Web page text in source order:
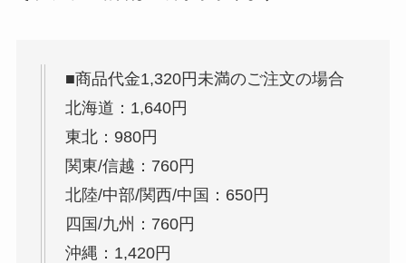
■商品代金1,320円未満のご注文の場合
北海道：1,640円
東北：980円
関東/信越：760円
北陸/中部/関西/中国：650円
四国/九州：760円
沖縄：1,420円